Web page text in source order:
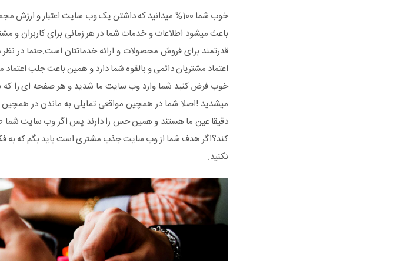
خوب شما 100% میدانید که داشتن یک وب سایت اعتبار و
باعث میشود اطلاعات و خدمات شما در هر زمانی برای کاربران و
قدرتمند برای فروش محصولات و ارائه خدماتتان است.حتما در نظر
اعتماد مشتریان دائمی و بالقوه شما دارد و همین باعث جلب
خوب فرض کنید شما وارد وب سایت ما شدید و هر صفحه ای را که
میشدید !اصلا شما در همچین مواقعی تمایلی به ماندن در همچین
دقیقا عین ما هستند و همین حس را دارند پس اگر وب سایت شما
کند؟اگر هدف شما از وب سایت جذب مشتری است باید بگم که به فکر
نکنید.